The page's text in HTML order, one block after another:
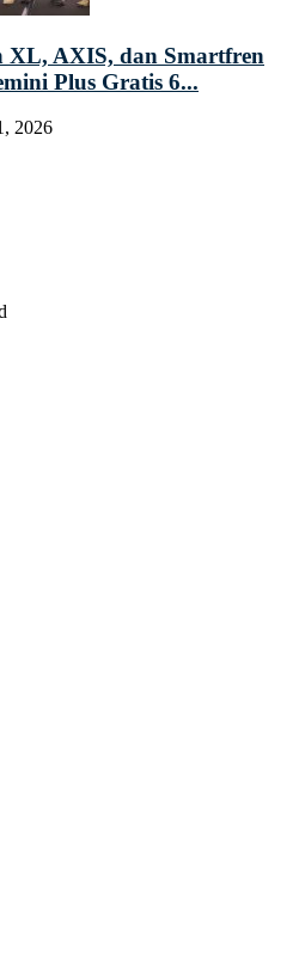
XL, AXIS, dan Smartfren
Plus Gratis 6...
2026